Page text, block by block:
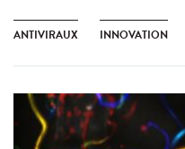
ANTIVIRAUX INNOVATION